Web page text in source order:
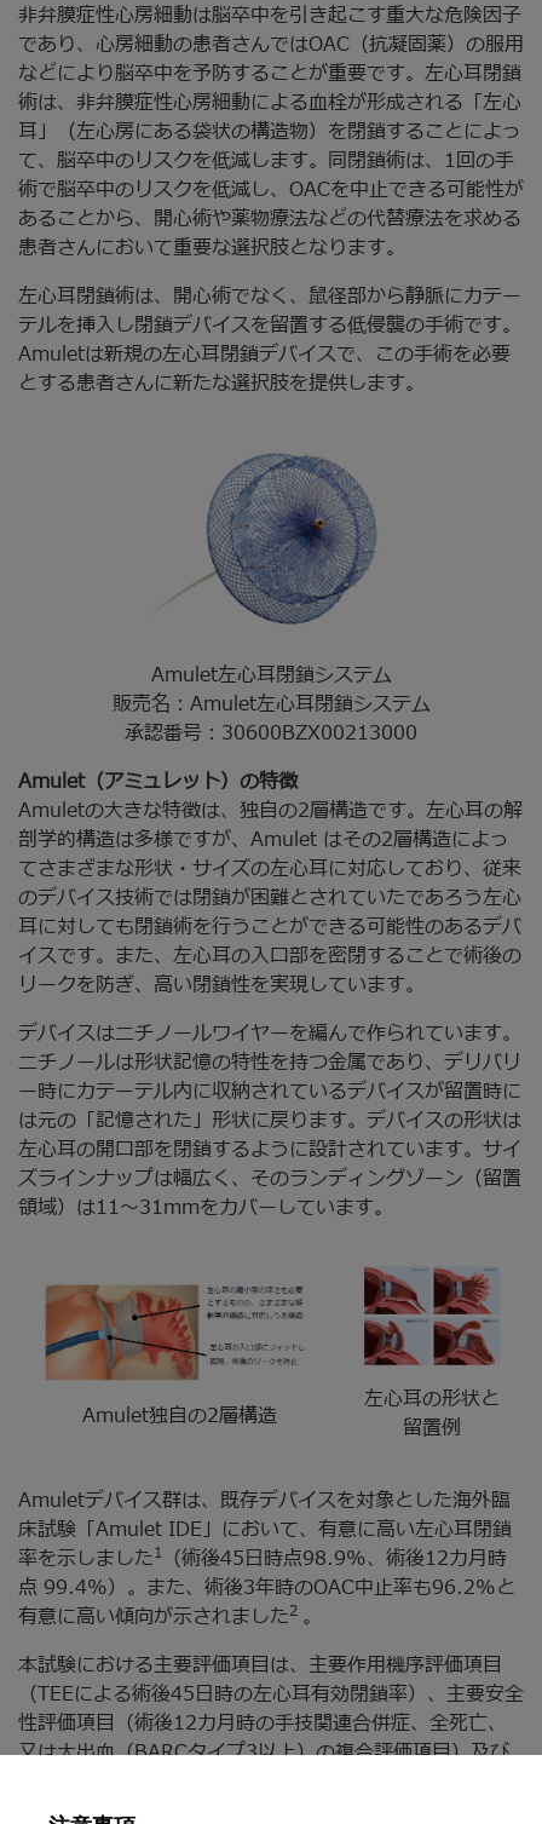
非弁膜症性心房細動は脳卒中を引き起こす重大な危険因子
であり、心房細動の患者さんではOAC（抗凝固薬）の服用
などにより脳卒中を予防することが重要です。左心耳閉鎖
術は、非弁膜症性心房細動による血栓が形成される「左心
耳」（左心房にある袋状の構造物）を閉鎖することによっ
て、脳卒中のリスクを低減します。同閉鎖術は、1回の手
術で脳卒中のリスクを低減し、OACを中止できる可能性が
あることから、開心術や薬物療法などの代替療法を求める
患者さんにおいて重要な選択肢となります。
左心耳閉鎖術は、開心術でなく、鼠径部から静脈にカテー
テルを挿入し閉鎖デバイスを留置する低侵襲の手術です。
Amuletは新規の左心耳閉鎖デバイスで、この手術を必要
とする患者さんに新たな選択肢を提供します。
Amulet左心耳閉鎖システム
販売名：Amulet左心耳閉鎖システム
承認番号：30600BZX00213000
Amulet（アミュレット）の特徴
Amuletの大きな特徴は、独自の2層構造です。左心耳の解
剖学的構造は多様ですが、Amulet はその2層構造によっ
てさまざまな形状・サイズの左心耳に対応しており、従来
のデバイス技術では閉鎖が困難とされていたであろう左心
耳に対しても閉鎖術を行うことができる可能性のあるデバ
イスです。また、左心耳の入口部を密閉することで術後の
リークを防ぎ、高い閉鎖性を実現しています。
デバイスはニチノールワイヤーを編んで作られています。
ニチノールは形状記憶の特性を持つ金属であり、デリバリ
ー時にカテーテル内に収納されているデバイスが留置時に
は元の「記憶された」形状に戻ります。デバイスの形状は
左心耳の開口部を閉鎖するように設計されています。サイ
ズラインナップは幅広く、そのランディングゾーン（留置
領域）は11～31mmをカバーしています。
Amulet独自の2層構造
左心耳の形状と
留置例
Amuletデバイス群は、既存デバイスを対象とした海外臨
床試験「Amulet IDE」において、有意に高い左心耳閉鎖
率を示しました1 （術後45日時点98.9%、術後12カ月時
点 99.4%）。また、術後3年時のOAC中止率も96.2%と
有意に高い傾向が示されました2 。
本試験における主要評価項目は、主要作用機序評価項目
（TEEによる術後45日時の左心耳有効閉鎖率）、主要安全
性評価項目（術後12カ月時の手技関連合併症、全死亡、
又は大出血（BARCタイプ3以上）の複合評価項目）及び
全身性塞栓症の複合評価項目）から構成され、本品の対照